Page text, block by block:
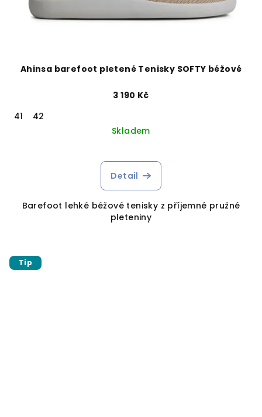
Ahinsa barefoot pletené Tenisky SOFTY béžové
3 190 Kč
41
42
Skladem
Detail
Barefoot lehké béžové tenisky z příjemné pružné
pleteniny
Tip